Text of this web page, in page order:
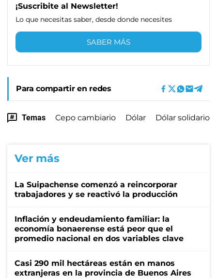
¡Suscribite al Newsletter!
Lo que necesitas saber, desde donde necesites
SABER MÁS
Para compartir en redes
Temas Cepo cambiario Dólar Dólar solidario
Ver más
La Suipachense comenzó a reincorporar
trabajadores y se reactivó la producción
Inflación y endeudamiento familiar: la
economía bonaerense está peor que el
promedio nacional en dos variables clave
Casi 290 mil hectáreas están en manos
extranjeras en la provincia de Buenos Aires